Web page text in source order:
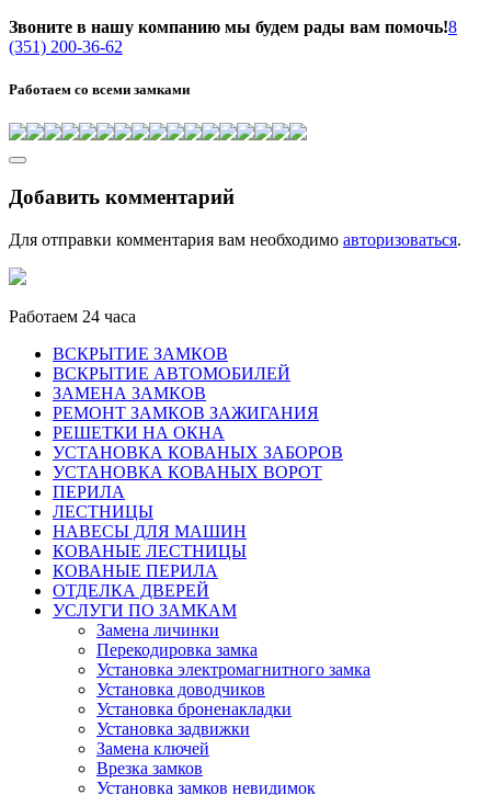
Звоните в нашу компанию мы будем рады вам помочь!8
(351) 200-36-62
Работаем со всеми замками
Добавить комментарий
Для отправки комментария вам необходимо авторизоваться.
Работаем 24 часа
ВСКРЫТИЕ ЗАМКОВ
ВСКРЫТИЕ АВТОМОБИЛЕЙ
ЗАМЕНА ЗАМКОВ
РЕМОНТ ЗАМКОВ ЗАЖИГАНИЯ
РЕШЕТКИ НА ОКНА
УСТАНОВКА КОВАНЫХ ЗАБОРОВ
УСТАНОВКА КОВАНЫХ ВОРОТ
ПЕРИЛА
ЛЕСТНИЦЫ
НАВЕСЫ ДЛЯ МАШИН
КОВАНЫЕ ЛЕСТНИЦЫ
КОВАНЫЕ ПЕРИЛА
ОТДЕЛКА ДВЕРЕЙ
УСЛУГИ ПО ЗАМКАМ
Замена личинки
Перекодировка замка
Установка электромагнитного замка
Установка доводчиков
Установка броненакладки
Установка задвижки
Замена ключей
Врезка замков
Установка замков невидимок